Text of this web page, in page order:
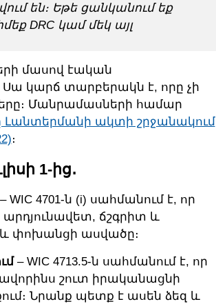
են։ Եթե ցանկանում եք
DRC կամ մեկ այլ
մասով էական
Սա կարճ տարբերակն է, որը չի
Մանրամասների համար
Լանտերմանի ակտի շրջանակում
։
1-ից․
– WIC 4701-ն (i) սահմանում է, որ
ճշգրիտ և
փոխանցի ասվածը։
– WIC 4713.5-ն սահմանում է, որ
շուտ իրականացնի
Նրանք պետք է ասեն ձեզ և